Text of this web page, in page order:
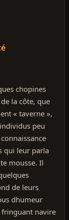
chopines
la côte, que
« taverne »,
peu
qui leur parla
mousse. Il
de leurs
dhumeur
fringuant navire